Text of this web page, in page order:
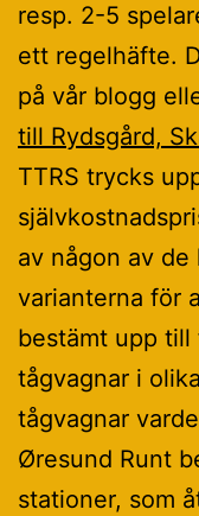
resp. 2-5
ett regelhäfte.
på vår blogg
till Rydsgård,
TTRS trycks
av någon av
varianterna för
bestämt upp
tågvagnar i
tågvagnar
Øresund Runt
stationer, som